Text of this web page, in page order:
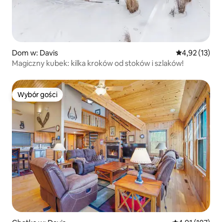
Dom w: Davis Średnia
4,92 (13)
Magiczny kubek: kilka kroków od stoków i szlaków!
Wybór gości
Wybór gości